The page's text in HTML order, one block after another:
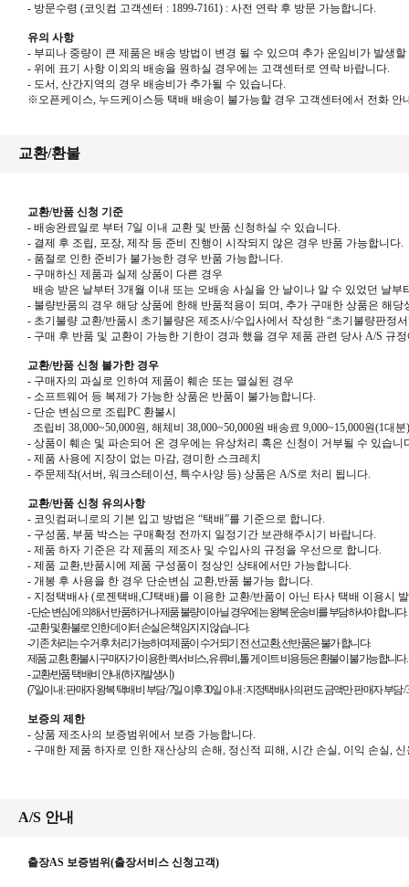
- 방문수령 (코잇컴 고객센터 : 1899-7161) : 사전 연락 후 방문 가능합니다.
유의 사항
- 부피나 중량이 큰 제품은 배송 방법이 변경 될 수 있으며 추가 운임비가 발생
- 위에 표기 사항 이외의 배송을 원하실 경우에는 고객센터로 연락 바랍니다.
- 도서, 산간지역의 경우 배송비가 추가될 수 있습니다.
※오픈케이스, 누드케이스등 택배 배송이 불가능할 경우 고객센터에서 전화 안
교환/환불
교환/반품 신청 기준
- 배송완료일로 부터 7일 이내 교환 및 반품 신청하실 수 있습니다.
- 결제 후 조립, 포장, 제작 등 준비 진행이 시작되지 않은 경우 반품 가능합니다.
- 품절로 인한 준비가 불가능한 경우 반품 가능합니다.
- 구매하신 제품과 실제 상품이 다른 경우
배송 받은 날부터 3개월 이내 또는 오배송 사실을 안 날이나 알 수 있었던 날부
- 불량반품의 경우 해당 상품에 한해 반품적용이 되며, 추가 구매한 상품은 해당
- 초기불량 교환/반품시 초기불량은 제조사/수입사에서 작성한 “초기불량판정서
- 구매 후 반품 및 교환이 가능한 기한이 경과 했을 경우 제품 관련 당사 A/S 규
교환/반품 신청 불가한 경우
- 구매자의 과실로 인하여 제품이 훼손 또는 멸실된 경우
- 소프트웨어 등 복제가 가능한 상품은 반품이 불가능합니다.
- 단순 변심으로 조립PC 환불시
조립비 38,000~50,000원, 해체비 38,000~50,000원 배송료 9,000~15,000원(1대분)
- 상품이 훼손 및 파손되어 온 경우에는 유상처리 혹은 신청이 거부될 수 있습니
- 제품 사용에 지장이 없는 마감, 경미한 스크레치
- 주문제작(서버, 워크스테이션, 특수사양 등) 상품은 A/S로 처리 됩니다.
교환/반품 신청 유의사항
- 코잇컴퍼니로의 기본 입고 방법은 “택배”를 기준으로 합니다.
- 구성품, 부품 박스는 구매확정 전까지 일정기간 보관해주시기 바랍니다.
- 제품 하자 기준은 각 제품의 제조사 및 수입사의 규정을 우선으로 합니다.
- 제품 교환,반품시에 제품 구성품이 정상인 상태에서만 가능합니다.
- 개봉 후 사용을 한 경우 단순변심 교환,반품 불가능 합니다.
- 지정택배사 (로젠택배,CJ택배)를 이용한 교환/반품이 아닌 타사 택배 이용시
-단순 변심에 의해서 반품하거나 제품 불량이 아닐 경우에는 왕복 운송비를 부담하셔야 합니다.
-교환 및 환불로 인한 데이터 손실은 책임지지 않습니다.
-기존 처리는 수거 후 처리 가능하며 제품이 수거되기 전 선교환, 선반품은 불가 합니다.
제품 교환, 환불시 구매자가 이용한 퀵서비스, 유류비, 톨 게이트 비용등은 환불이 불가능합니다.
-교환/반품 택배비 안내(하자발생시)
(7일이내:판매자 왕복 택배비 부담 /7일 이후30일 이내 :지정택배사의 편도 금액만 판매자 부담 /
보증의 제한
- 상품 제조사의 보증범위에서 보증 가능합니다.
- 구매한 제품 하자로 인한 재산상의 손해, 정신적 피해, 시간 손실, 이익 손실, 신
A/S 안내
출장AS 보증범위(출장서비스 신청고객)